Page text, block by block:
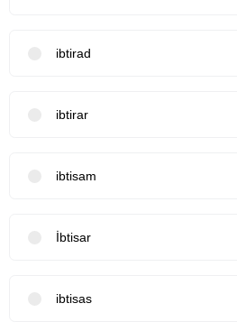
ibtirad
ibtirar
ibtisam
İbtisar
ibtisas